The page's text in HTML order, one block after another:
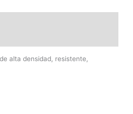
alta densidad, resistente,